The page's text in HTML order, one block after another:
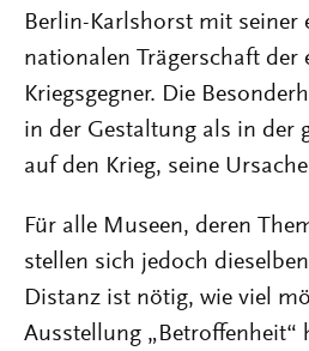
Berlin-Karlshorst mit seiner
nationalen Trägerschaft der
Kriegsgegner. Die
in der Gestaltung als in der
auf den Krieg, seine
Für alle Museen, deren
stellen sich jedoch dieselben
Distanz ist nötig, wie viel
Ausstellung „Betroffenheit“